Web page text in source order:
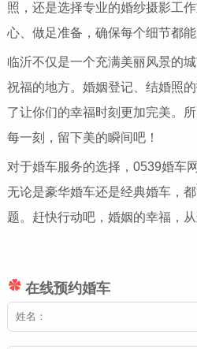
照，还是选择专业的婚纱摄影工
心、做足准备，确保每个细节都能
临沂不仅是一个充满美丽风景的
祝福的地方。婚姻登记、结婚照
了让你们的幸福时刻更加完美。
每一刻，留下美的瞬间吧！
对于婚车服务的选择，0539婚车
无论是豪华婚车还是经典婚车，
题。赶快行动吧，婚姻的幸福，从
在线预约婚车